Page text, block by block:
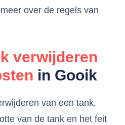
meer over de regels van
verwijderen
in Gooik
van een tank,
van de tank en het feit